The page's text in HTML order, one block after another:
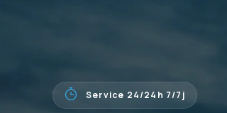
Service 24/24h 7/7j